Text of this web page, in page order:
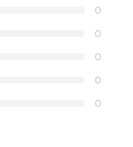
0
0
0
0
0